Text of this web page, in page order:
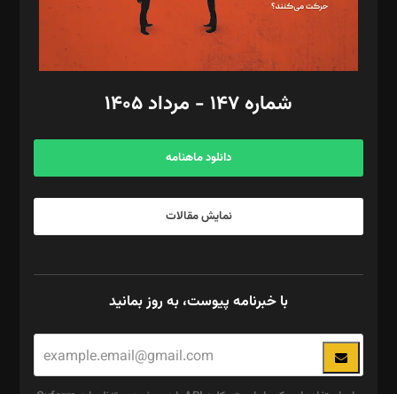
گرافیک و صفحه‌آرایی: سید‌سبحان‌علی ثابت
مد‌یر توسعه تجاری: کامبیز برید‌
امور مالی: شاپور رهبری، محمد‌ کاظمی‌نیا
آگهی و مشترکین: ۰۹۱۹۹۹۹۰۴۵۴
شماره ۱۴۷ - مرداد ۱۴۰۵
دانلود ماهنامه
نمایش مقالات
با خبرنامه پیوست، به روز بمانید